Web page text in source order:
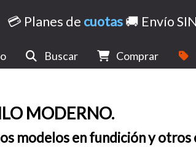
💳 Planes de cuotas🚚 Envío
Buscar Comprar
MODERNO.
modelos en fundición y